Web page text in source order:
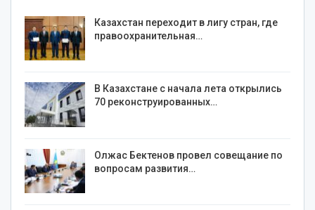
Казахстан переходит в лигу стран, где
правоохранительная…
В Казахстане с начала лета открылись
70 реконструированных…
Олжас Бектенов провел совещание по
вопросам развития…